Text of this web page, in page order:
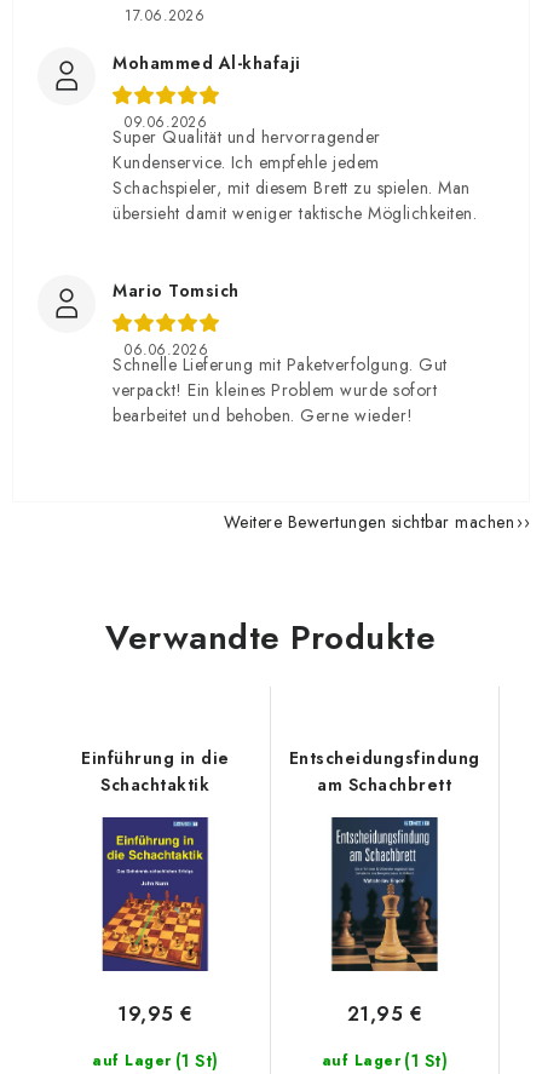
17.06.2026
Mohammed Al-khafaji
09.06.2026
Super Qualität und hervorragender
Kundenservice. Ich empfehle jedem
Schachspieler, mit diesem Brett zu spielen. Man
übersieht damit weniger taktische Möglichkeiten.
Mario Tomsich
06.06.2026
Schnelle Lieferung mit Paketverfolgung. Gut
verpackt! Ein kleines Problem wurde sofort
bearbeitet und behoben. Gerne wieder!
Weitere Bewertungen sichtbar machen
Verwandte Produkte
Einführung in die
Schachtaktik
auf Lager (1 St)
19,95 €
Entscheidungsfindung
am Schachbrett
auf Lager (1 St)
21,95 €